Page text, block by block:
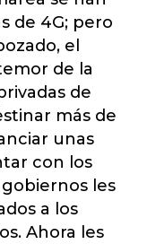
de 4G; pero
el
de la
de
más de
unas
con los
les
a los
Ahora les